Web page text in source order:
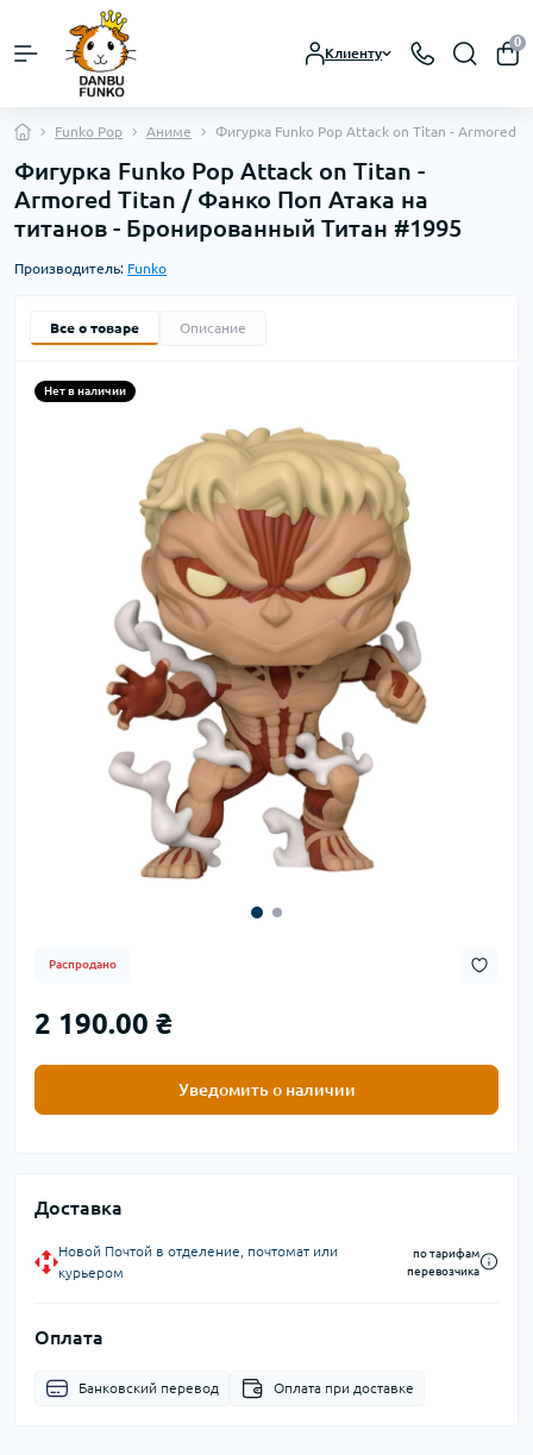
Клиенту
0
Funko Pop Аниме Фигурка Funko Pop Attack on Titan - Armored
Фигурка Funko Pop Attack on Titan -
Armored Titan / Фанко Поп Атака на
титанов - Бронированный Титан #1995
Производитель: Funko
Все о товаре Описание
Нет в наличии
Распродано
2 190.00 ₴
Уведомить о наличии
Доставка
Новой Почтой в отделение, почтомат или
курьером
по тарифам
перевозчика
Оплата
Банковский перевод Оплата при доставке